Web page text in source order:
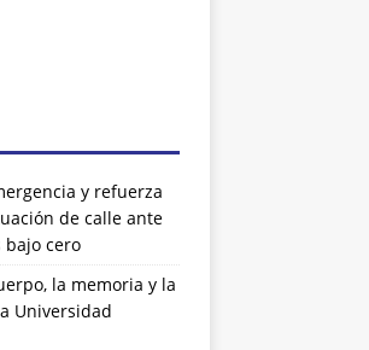
y refuerza
de calle ante
bajo cero
la memoria y la
Universidad